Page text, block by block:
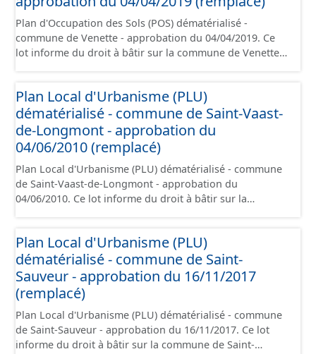
l'attention portée à la création de ces données, il est
rappelé que seuls les documents papier font foi et sont
opposables d'un point de vue juridique.
Plan d'Occupation des Sols (POS) dématérialisé -
commune de Venette - approbation du 04/04/2019. Ce
lot informe du droit à bâtir sur la commune de Venette.
administratives, le rapport de présentation, le PADD, le
règlement (à l'exception des plans de zonages), les
annexes, les orientations d'aménagement et les données
géographiques. Malgré l'attention portée à la création
de ces données, il est rappelé que seuls les documents
papier font foi et sont opposables d'un point de vue
juridique.
Plan Local d'Urbanisme (PLU)
dématérialisé - commune de Saint-Vaast-
de-Longmont - approbation du
04/06/2010 (remplacé)
Plan Local d'Urbanisme (PLU) dématérialisé - commune
de Saint-Vaast-de-Longmont - approbation du
04/06/2010. Ce lot informe du droit à bâtir sur la
prescriptions nationales du CNIG et contient les pièces
administratives, le rapport de présentation, le PADD, le
règlement (à l'exception des plans de zonages), les
annexes, les orientations d'aménagement et les données
géographiques. Malgré l'attention portée à la création
de ces données, il est rappelé que seuls les documents
papier font foi et sont opposables d'un point de vue
juridique.
Plan Local d'Urbanisme (PLU)
dématérialisé - commune de Saint-
Sauveur - approbation du 16/11/2017
(remplacé)
Plan Local d'Urbanisme (PLU) dématérialisé - commune
de Saint-Sauveur - approbation du 16/11/2017. Ce lot
informe du droit à bâtir sur la commune de Saint-